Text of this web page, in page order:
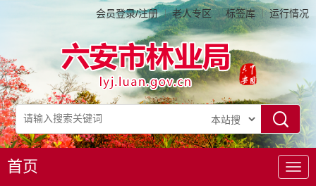
会员登录/注册 老人专区 标签库 运行情况
导
航
首页